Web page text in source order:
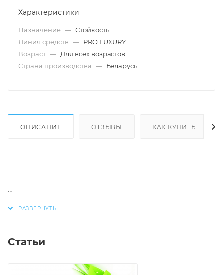
Характеристики
Назначение — Стойкость
Линия средств — PRO LUXURY
Возраст — Для всех возрастов
Страна производства — Беларусь
ОПИСАНИЕ ОТЗЫВЫ КАК КУПИТЬ
Статьи